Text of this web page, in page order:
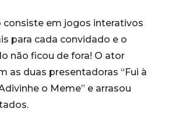
consiste em jogos interativos
para cada convidado e o
não ficou de fora! O ator
as duas presentadoras “Fui à
o Meme” e arrasou